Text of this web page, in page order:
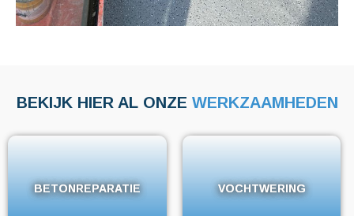
BEKIJK HIER AL ONZE WERKZAAMHEDEN
BETONREPARATIE
BETONREPARATIE VOCHTWERING
VOCHTWERING